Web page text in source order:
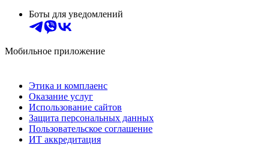
Боты для уведомлений
Мобильное приложение
Этика и комплаенс
Оказание услуг
Использование сайтов
Защита персональных данных
Пользовательское соглашение
ИТ аккредитация